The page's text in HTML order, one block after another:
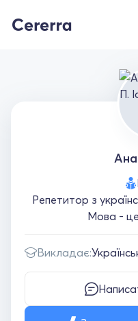
Репетитор з
Мова -
Викладає: